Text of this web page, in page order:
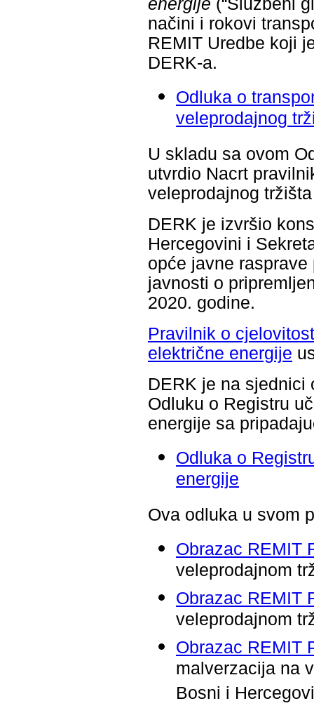
energije (“Službeni
načini i rokovi
REMIT Uredbe koji
DERK-a.
Odluka o
veleprodajnog
U skladu sa ovom
utvrdio Nacrt
veleprodajnog
DERK je izvršio
Hercegovini i
opće javne
javnosti o
2020. godine.
Pravilnik o
električne energije
DERK je na sjednici
Odluku o Registru
energije sa
Odluka o
energije
Ova odluka u svom
Obrazac REMIT
veleprodajnom
Obrazac REMIT
veleprodajnom
Obrazac REMIT
malverzacija na
Bosni i